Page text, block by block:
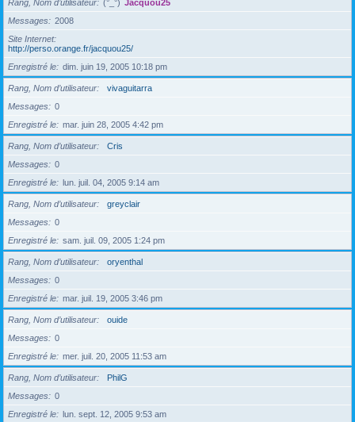
Rang, Nom d’utilisateur (°_°) Jacquou25
Messages
2008
Site Internet
http://perso.orange.fr/jacquou25/
Enregistré le
dim. juin 19, 2005 10:18 pm
Rang, Nom d’utilisateur
vivaguitarra
Messages
0
Enregistré le
mar. juin 28, 2005 4:42 pm
Rang, Nom d’utilisateur
Cris
Messages
0
Enregistré le
lun. juil. 04, 2005 9:14 am
Rang, Nom d’utilisateur
greyclair
Messages
0
Enregistré le
sam. juil. 09, 2005 1:24 pm
Rang, Nom d’utilisateur
oryenthal
Messages
0
Enregistré le
mar. juil. 19, 2005 3:46 pm
Rang, Nom d’utilisateur
ouide
Messages
0
Enregistré le
mer. juil. 20, 2005 11:53 am
Rang, Nom d’utilisateur
PhilG
Messages
0
Enregistré le
lun. sept. 12, 2005 9:53 am